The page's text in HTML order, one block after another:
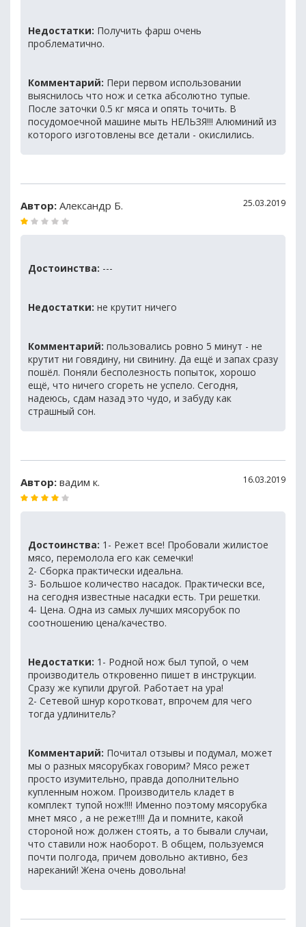
Недостатки: Получить фарш очень
проблематично.
Комментарий: Пери первом использовании
выяснилось что нож и сетка абсолютно тупые.
После заточки 0.5 кг мяса и опять точить. В
посудомоечной машине мыть НЕЛЬЗЯ!!! Алюминий из
которого изготовлены все детали - окислились.
Автор: Александр Б. 25.03.2019
Достоинства: ---
Недостатки: не крутит ничего
Комментарий: пользовались ровно 5 минут - не
крутит ни говядину, ни свинину. Да ещё и запах сразу
пошёл. Поняли бесполезность попыток, хорошо
ещё, что ничего сгореть не успело. Сегодня,
надеюсь, сдам назад это чудо, и забуду как
страшный сон.
Автор: вадим к. 16.03.2019
Достоинства: 1- Режет все! Пробовали жилистое
мясо, перемолола его как семечки!
2- Сборка практически идеальна.
3- Большое количество насадок. Практически все,
на сегодня известные насадки есть. Три решетки.
4- Цена. Одна из самых лучших мясорубок по
соотношению цена/качество.
Недостатки: 1- Родной нож был тупой, о чем
производитель откровенно пишет в инструкции.
Сразу же купили другой. Работает на ура!
2- Сетевой шнур коротковат, впрочем для чего
тогда удлинитель?
Комментарий: Почитал отзывы и подумал, может
мы о разных мясорубках говорим? Мясо режет
просто изумительно, правда дополнительно
купленным ножом. Производитель кладет в
комплект тупой нож!!!! Именно поэтому мясорубка
мнет мясо , а не режет!!!! Да и помните, какой
стороной нож должен стоять, а то бывали случаи,
что ставили нож наоборот. В общем, пользуемся
почти полгода, причем довольно активно, без
нареканий! Жена очень довольна!